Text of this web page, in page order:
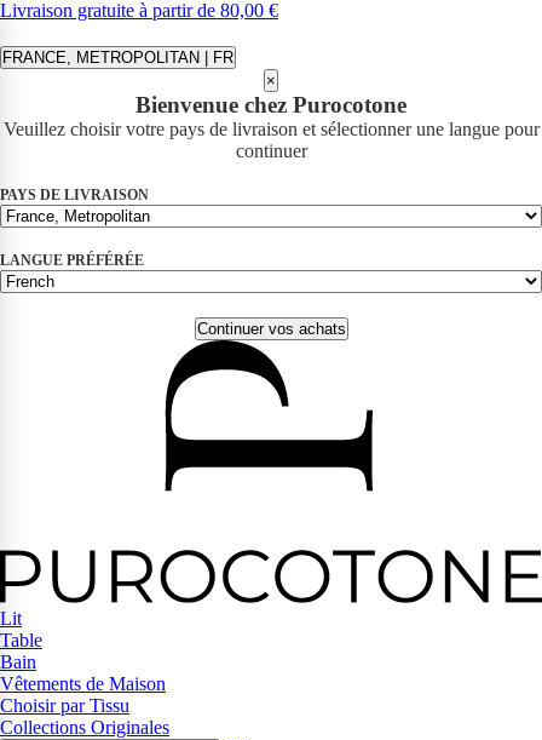
Livraison gratuite à partir de 80,00 €
FRANCE, METROPOLITAN | FR
×
Bienvenue chez Purocotone
Veuillez choisir votre pays de livraison et sélectionner une langue pour
continuer
PAYS DE LIVRAISON
LANGUE PRÉFÉRÉE
Continuer vos achats
Lit
Table
Bain
Vêtements de Maison
Choisir par Tissu
Collections Originales